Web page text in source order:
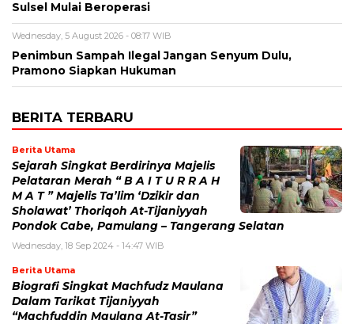
Sulsel Mulai Beroperasi
Wednesday, 5 August 2026 - 08:17 WIB
Penimbun Sampah Ilegal Jangan Senyum Dulu,
Pramono Siapkan Hukuman
BERITA TERBARU
Berita Utama
Sejarah Singkat Berdirinya Majelis
Pelataran Merah “ B A I T U R R A H
M A T ” Majelis Ta’lim ‘Dzikir dan
Sholawat’ Thoriqoh At-Tijaniyyah
Pondok Cabe, Pamulang – Tangerang Selatan
Wednesday, 18 Sep 2024 - 14:47 WIB
Berita Utama
Biografi Singkat Machfudz Maulana
Dalam Tarikat Tijaniyyah
“Machfuddin Maulana At-Tasir”